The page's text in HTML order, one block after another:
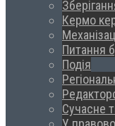
Кермо
Питання
Подія
Сучасне